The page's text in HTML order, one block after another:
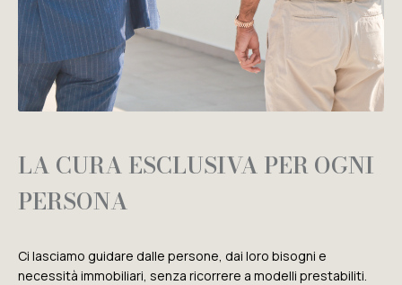
LA CURA ESCLUSIVA PER OGNI
PERSONA
Ci lasciamo guidare dalle persone, dai loro bisogni e
necessità immobiliari, senza ricorrere a modelli prestabiliti.